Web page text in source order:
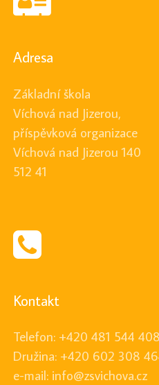
Adresa
Základní škola
Víchová nad Jizerou,
příspěvková organizace
Víchová nad Jizerou 140
512 41
Kontakt
Telefon: +420 481 544 408
Družina: +420 602 308
e-mail: info@zsvichova.cz